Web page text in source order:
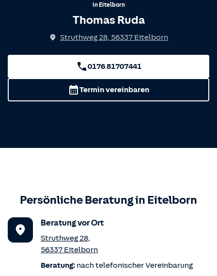
in Eitelborn
Thomas Ruda
Struthweg 28, 56337 Eitelborn
0176 81707441
Termin vereinbaren
Persönliche Beratung in Eitelborn
Beratung vor Ort
Struthweg 28,
56337 Eitelborn
Beratung: nach telefonischer Vereinbarung